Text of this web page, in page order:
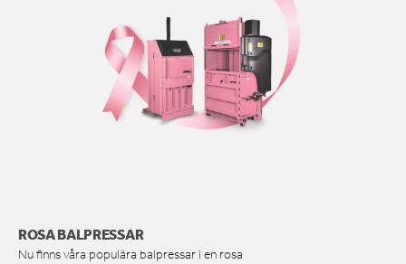
ROSA BALPRESSAR
Nu finns våra populära balpressar i en rosa